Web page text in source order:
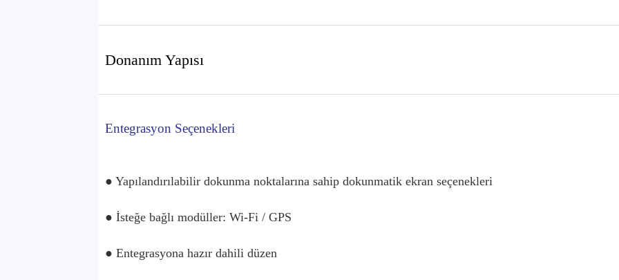
Donanım Yapısı
Entegrasyon Seçenekleri
● Yapılandırılabilir dokunma noktalarına sahip dokunmatik ekran seçenekleri
● İsteğe bağlı modüller: Wi-Fi / GPS
● Entegrasyona hazır dahili düzen